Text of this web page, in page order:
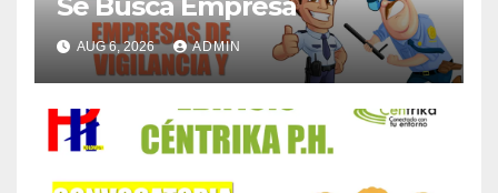
AUG 6, 2026 ADMIN